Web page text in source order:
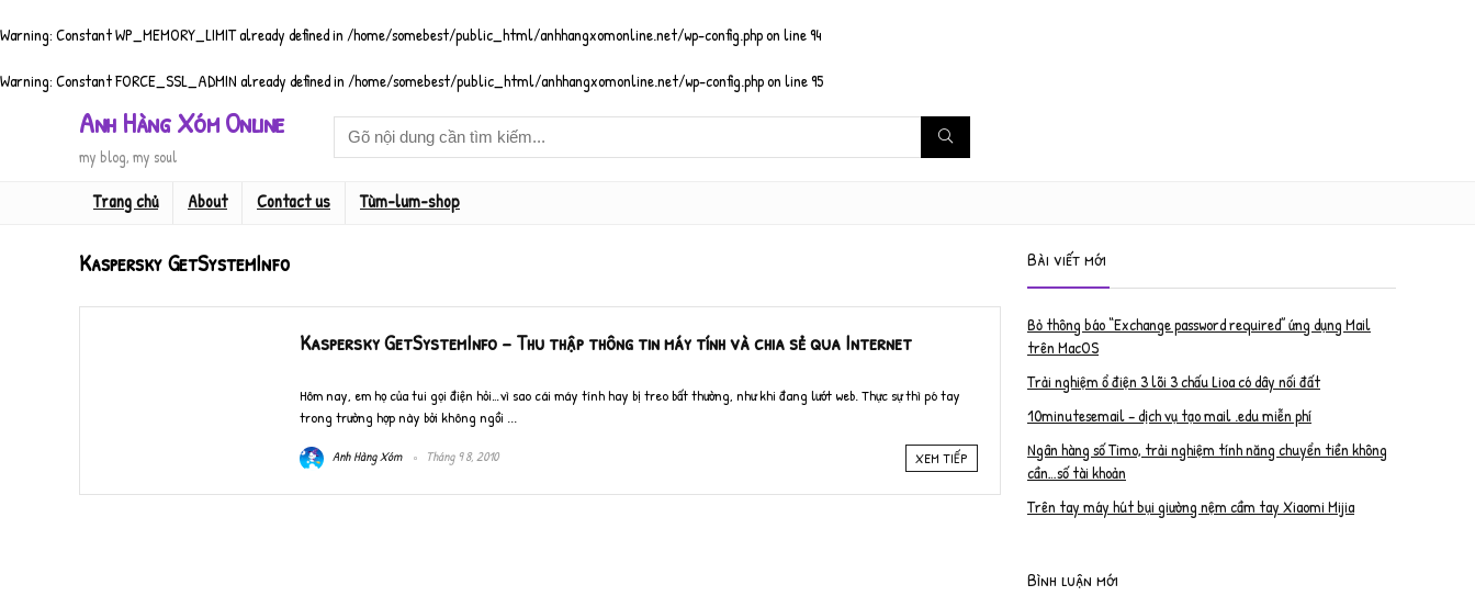
Warning: Constant WP_MEMORY_LIMIT already defined in/home/somebest/public_html/anhhangxomonline.net/wp-config.phpon line94
Warning: Constant FORCE_SSL_ADMIN already defined in/home/somebest/public_html/anhhangxomonline.net/wp-config.phpon line95
Anh Hàng Xóm Online
my blog, my soul
Trang chủ About Contact us Tùm-lum-shop
Kaspersky GetSystemInfo
Kaspersky GetSystemInfo – Thu thập thông tin máy tính và chia sẻ qua Internet
Hôm nay, em họ của tui gọi điện hỏi…vì sao cái máy tính hay bị treo bất thường, như khi đang lướt web. Thực sự thì pó tay
trong trường hợp này bởi không ngồi ...
Anh Hàng Xóm Tháng 9 8, 2010 XEM TIẾP
Bài viết mới
Bỏ thông báo “Exchange password required” ứng dụng Mail
trên MacOS
Trải nghiệm ổ điện 3 lõi 3 chấu Lioa có dây nối đất
10minutesemail – dịch vụ tạo mail .edu miễn phí
Ngân hàng số Timo, trải nghiệm tính năng chuyển tiền không
cần…số tài khoản
Trên tay máy hút bụi giường nệm cầm tay Xiaomi Mijia
Bình luận mới